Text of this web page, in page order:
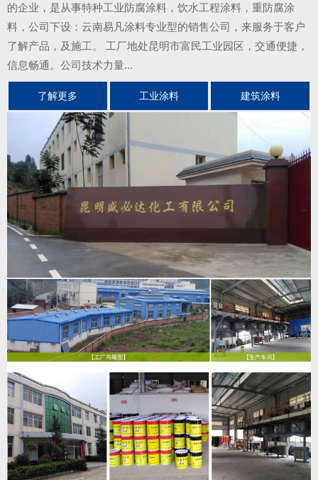
的企业，是从事特种工业防腐涂料，饮水工程涂料，重防腐涂
料，公司下设：云南易凡涂料专业型的销售公司，来服务于客户
了解产品，及施工。 工厂地处昆明市富民工业园区，交通便捷，
信息畅通。公司技术力量...
了解更多 工业涂料 建筑涂料